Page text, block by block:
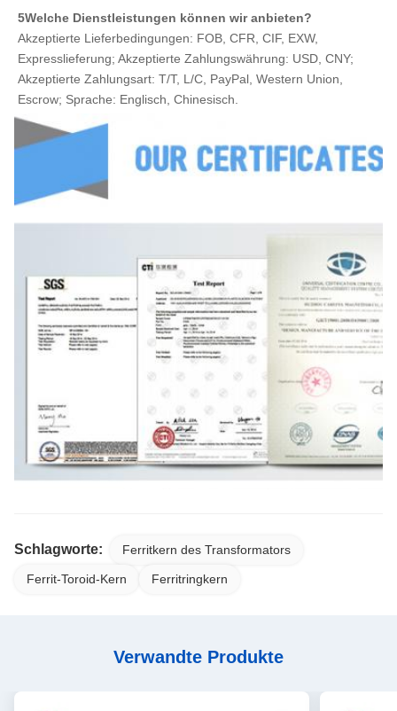
5Welche Dienstleistungen können wir anbieten?
Akzeptierte Lieferbedingungen: FOB, CFR, CIF, EXW,
Expresslieferung; Akzeptierte Zahlungswährung: USD, CNY;
Akzeptierte Zahlungsart: T/T, L/C, PayPal, Western Union,
Escrow; Sprache: Englisch, Chinesisch.
Schlagworte: Ferritkern des Transformators
Ferrit-Toroid-Kern Ferritringkern
Verwandte Produkte